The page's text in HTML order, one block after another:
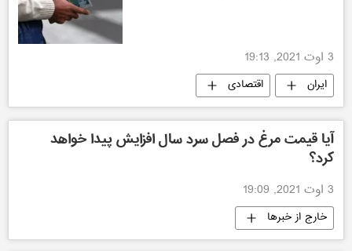
3 اوت 2021, 19:13
ایران اقتصادی
آیا قیمت مرغ در فصل سرد سال افزایش پیدا خواهد
کرد؟
3 اوت 2021, 19:09
خارج از خبرها